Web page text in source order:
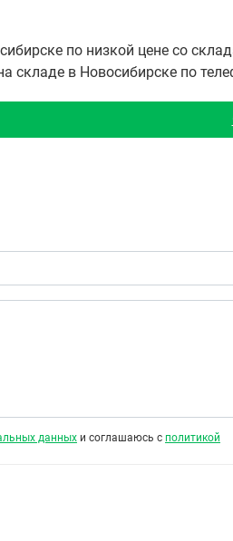
по низкой цене со
в Новосибирске по
данных и соглашаюсь с политикой